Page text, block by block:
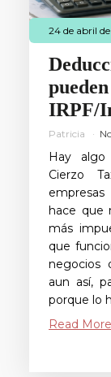
24 de abril
IRPF/
Patricia
Hay
Cierzo
hace que
más
que
negocios
aun así,
porque lo
Read More